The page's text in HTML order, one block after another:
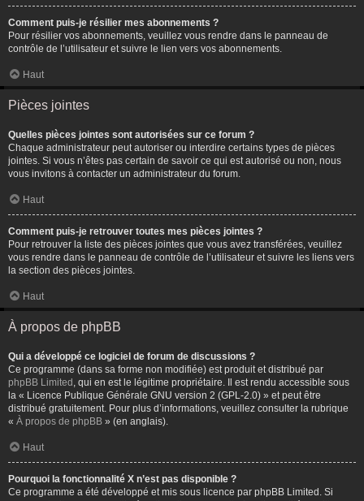
Comment puis-je résilier mes abonnements ?
Pour résilier vos abonnements, veuillez vous rendre dans le panneau de
contrôle de l’utilisateur et suivre le lien vers vos abonnements.
Haut
Pièces jointes
Quelles pièces jointes sont autorisées sur ce forum ?
Chaque administrateur peut autoriser ou interdire certains types de pièces
jointes. Si vous n’êtes pas certain de savoir ce qui est autorisé ou non, nous
vous invitons à contacter un administrateur du forum.
Haut
Comment puis-je retrouver toutes mes pièces jointes ?
Pour retrouver la liste des pièces jointes que vous avez transférées, veuillez
vous rendre dans le panneau de contrôle de l’utilisateur et suivre les liens vers
la section des pièces jointes.
Haut
À propos de phpBB
Qui a développé ce logiciel de forum de discussions ?
Ce programme (dans sa forme non modifiée) est produit et distribué par
phpBB Limited , qui en est le légitime propriétaire. Il est rendu accessible sous
la « Licence Publique Générale GNU version 2 (GPL-2.0) » et peut être
distribué gratuitement. Pour plus d’informations, veuillez consulter la rubrique
« À propos de phpBB » (en anglais).
Haut
Pourquoi la fonctionnalité X n’est pas disponible ?
Ce programme a été développé et mis sous licence par phpBB Limited. Si